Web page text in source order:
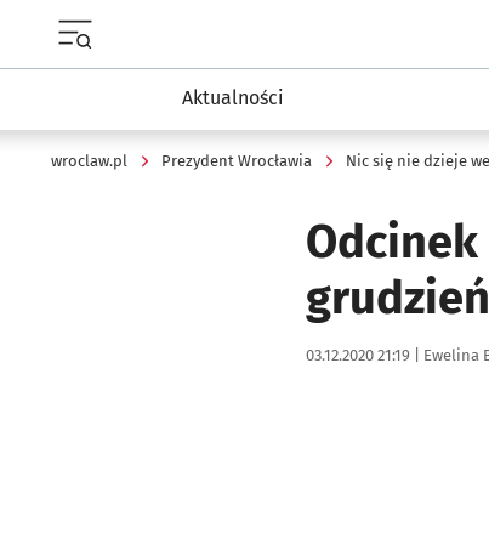
Aktualności
wroclaw.pl Prezydent Wrocławia Nic się nie dzieje
Data publikacji:
03.12.2020 21:19 | Autor:
Ewelina